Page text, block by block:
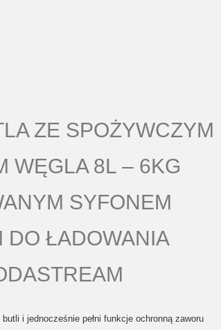
ZE SPOŻYWCZYM
WĘGLA 8L – 6KG
SYFONEM
DO ŁADOWANIA
butli i jednocześnie pełni funkcje ochronną zaworu